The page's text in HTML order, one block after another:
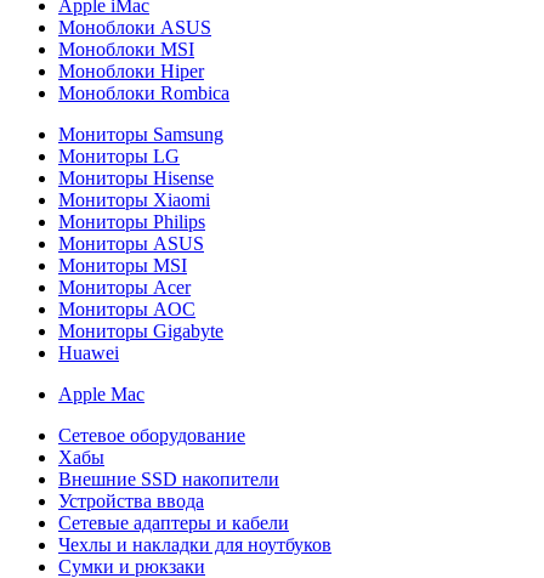
Apple iMac
Моноблоки ASUS
Моноблоки MSI
Моноблоки Hiper
Моноблоки Rombica
Мониторы Samsung
Мониторы LG
Мониторы Hisense
Мониторы Xiaomi
Мониторы Philips
Мониторы ASUS
Мониторы MSI
Мониторы Acer
Мониторы AOC
Мониторы Gigabyte
Huawei
Apple Mac
Сетевое оборудование
Хабы
Внешние SSD накопители
Устройства ввода
Сетевые адаптеры и кабели
Чехлы и накладки для ноутбуков
Сумки и рюкзаки